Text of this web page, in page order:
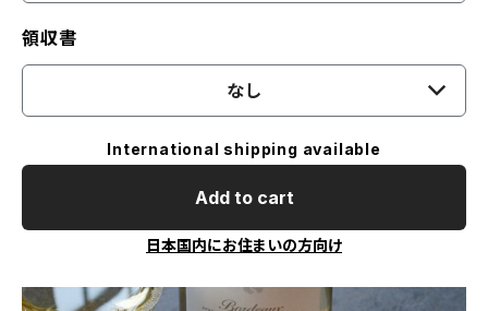
領収書
なし
International shipping available
Add to cart
日本国内にお住まいの方向け